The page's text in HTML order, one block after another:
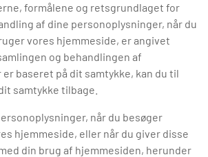
formålene og retsgrundlaget for
af dine personoplysninger, når du
vores hjemmeside, er angivet
og behandlingen af
baseret på dit samtykke, kan du til
samtykke tilbage.
når du besøger
hjemmeside, eller når du giver disse
din brug af hjemmesiden, herunder